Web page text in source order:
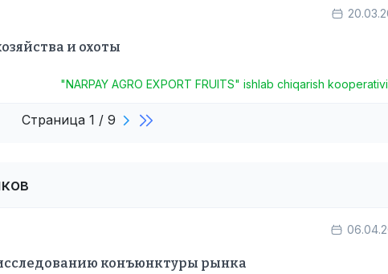
и охоты
"NARPAY AGRO EXPORT FRUITS" ishlab chiqarish
Страница 1 / 9
конъюнктуры рынка